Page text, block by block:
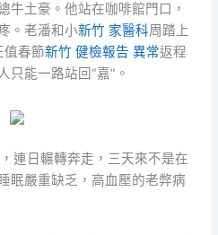
牛土豪。他站在咖啡館門口，
。老潘和小新竹 家醫科周踏上
值春節新竹 健檢報告 異常返程
只能一路站回“嘉”。
連日輾轉奔走，三天來不是在
眠嚴重缺乏，高血壓的老弊病